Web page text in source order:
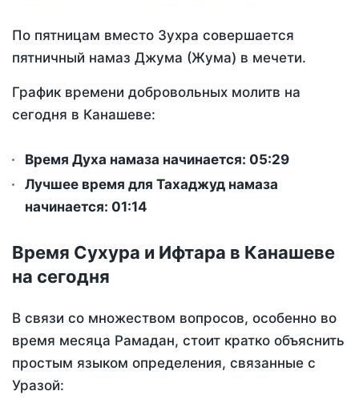
По пятницам вместо Зухра совершается
пятничный намаз Джума (Жума) в мечети.
График времени добровольных молитв на
сегодня в Канашеве:
Время Духа намаза начинается: 05:29
Лучшее время для Тахаджуд намаза
начинается: 01:14
Время Сухура и Ифтара в Канашеве
на сегодня
В связи со множеством вопросов, особенно во
время месяца Рамадан, стоит кратко объяснить
простым языком определения, связанные с
Уразой: